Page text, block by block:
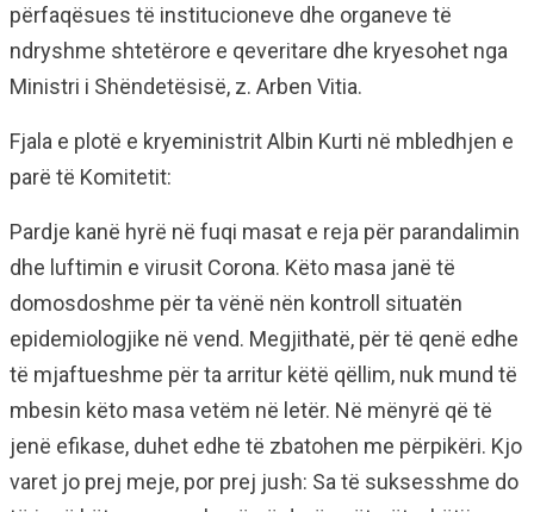
përfaqësues të institucioneve dhe organeve të
ndryshme shtetërore e qeveritare dhe kryesohet nga
Ministri i Shëndetësisë, z. Arben Vitia.
Fjala e plotë e kryeministrit Albin Kurti në mbledhjen e
parë të Komitetit:
Pardje kanë hyrë në fuqi masat e reja për parandalimin
dhe luftimin e virusit Corona. Këto masa janë të
domosdoshme për ta vënë nën kontroll situatën
epidemiologjike në vend. Megjithatë, për të qenë edhe
të mjaftueshme për ta arritur këtë qëllim, nuk mund të
mbesin këto masa vetëm në letër. Në mënyrë që të
jenë efikase, duhet edhe të zbatohen me përpikëri. Kjo
varet jo prej meje, por prej jush: Sa të suksesshme do